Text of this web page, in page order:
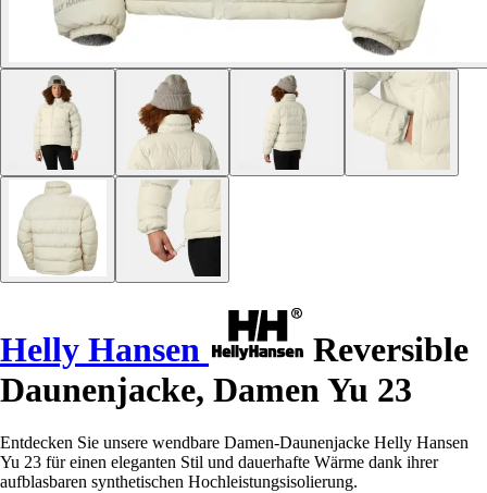
Helly Hansen
Reversible
Daunenjacke, Damen Yu 23
Entdecken Sie unsere wendbare Damen-Daunenjacke Helly Hansen
Yu 23 für einen eleganten Stil und dauerhafte Wärme dank ihrer
aufblasbaren synthetischen Hochleistungsisolierung.